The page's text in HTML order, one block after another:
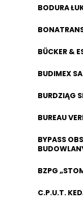
BODURA
BÜCKER &
BUDIMEX SA
BURDZIĄG
BUREAU
BYPASS
BZPG
C.P.U.T.